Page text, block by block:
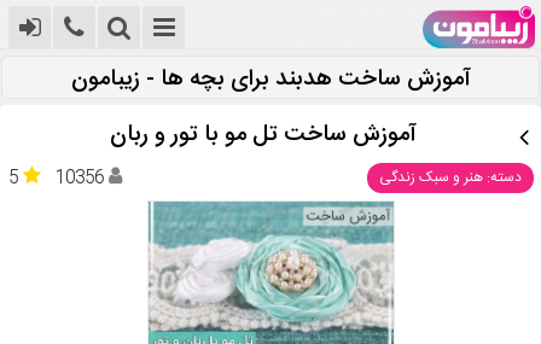
آموزش ساخت هدبند برای بچه ها - زیبامون
آموزش ساخت تل مو با تور و ربان
دسته: هنر و سبک زندگی 5 10356